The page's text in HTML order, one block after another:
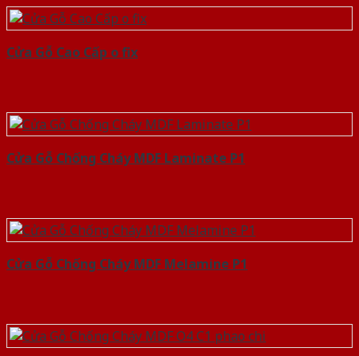
Cửa Gỗ Cao Cấp o fix
Cửa Gỗ Chống Cháy MDF Laminate P1
Cửa Gỗ Chống Cháy MDF Melamine P1